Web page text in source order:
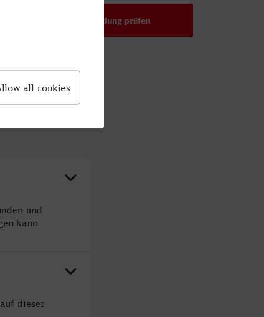
Verbindung prüfen
und
kann
dieser